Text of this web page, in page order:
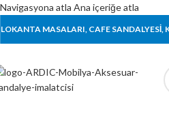
Navigasyona atla Ana içeriğe atla
LOKANTA MASALARI, CAFE SANDALYESİ,